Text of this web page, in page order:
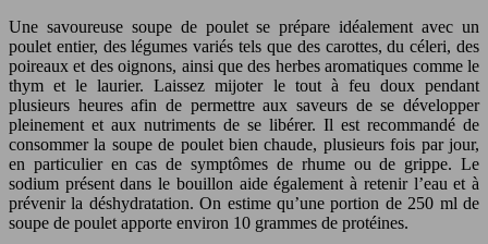
Une savoureuse soupe de poulet se prépare idéalement avec un
poulet entier, des légumes variés tels que des carottes, du céleri, des
poireaux et des oignons, ainsi que des herbes aromatiques comme le
thym et le laurier. Laissez mijoter le tout à feu doux pendant
plusieurs heures afin de permettre aux saveurs de se développer
pleinement et aux nutriments de se libérer. Il est recommandé de
consommer la soupe de poulet bien chaude, plusieurs fois par jour,
en particulier en cas de symptômes de rhume ou de grippe. Le
sodium présent dans le bouillon aide également à retenir l’eau et à
prévenir la déshydratation. On estime qu’une portion de 250 ml de
soupe de poulet apporte environ 10 grammes de protéines.